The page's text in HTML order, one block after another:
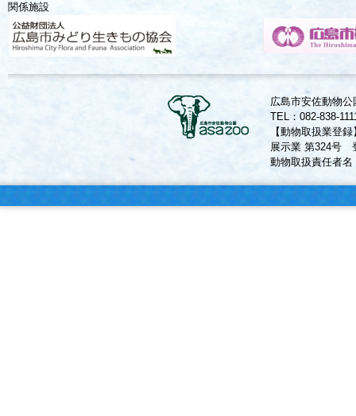
関係施設
広島市安佐動物
TEL：082-838-
【動物取扱業登
展示業 第324号
動物取扱責任者